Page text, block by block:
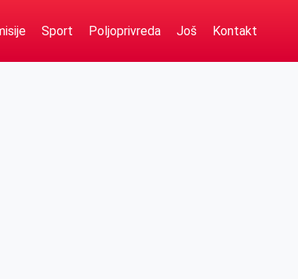
Sport Poljoprivreda Još Kontakt